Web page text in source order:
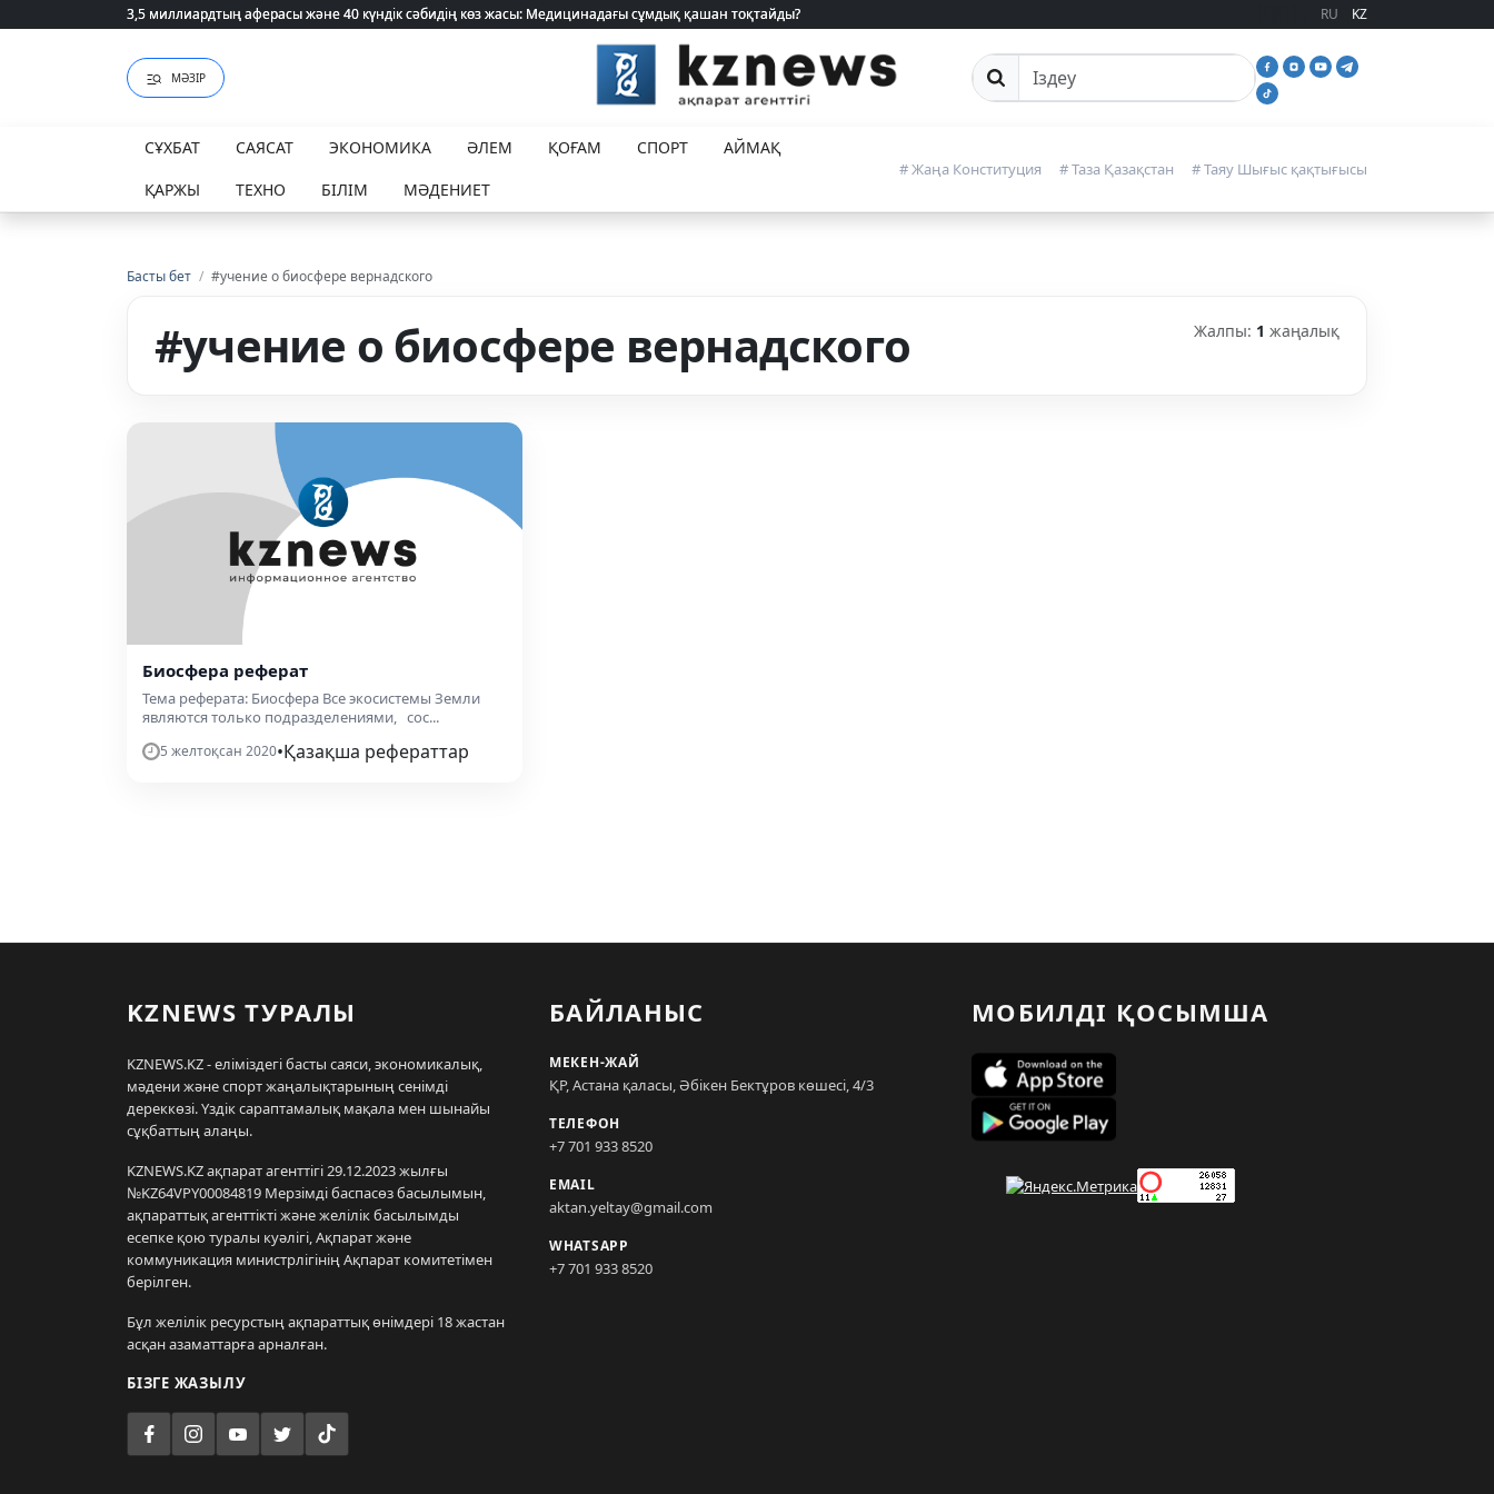
3,5 миллиардтың аферасы және 40 күндік сәбидің көз жасы: Медицинадағы сұмдық қашан тоқтайды?
3,5 миллиардтың аферасы және 40 күндік сәбидің көз жасы: Медицинадағы сұмдық қашан тоқтайды? RU KZ
МӘЗІР Сайттан іздеу
СҰХБАТ САЯСАТ ЭКОНОМИКА ӘЛЕМ ҚОҒАМ СПОРТ
АЙМАҚ
ҚАРЖЫ
ТЕХНО БІЛІМ МӘДЕНИЕТ
# Жаңа Конституция # Таза Қазақстан # Таяу Шығыс қақтығысы
Басты бет / #учение о биосфере вернадского
#учение о биосфере вернадского Жалпы: 1 жаңалық
Биосфера реферат
Тема реферата: Биосфера Все экосистемы Земли
являются только подразделениями, сос...
5 желтоқсан 2020•Қазақша рефераттар
KZNEWS ТУРАЛЫ
KZNEWS.KZ - еліміздегі басты саяси, экономикалық,
мәдени және спорт жаңалықтарының сенімді
дереккөзі. Үздік сараптамалық мақала мен шынайы
сұқбаттың алаңы.
KZNEWS.KZ ақпарат агенттігі 29.12.2023 жылғы
№KZ64VPY00084819 Мерзімді баспасөз басылымын,
ақпараттық агенттікті және желілік басылымды
есепке қою туралы куәлігі, Ақпарат және
коммуникация министрлігінің Ақпарат комитетімен
берілген.
Бұл желілік ресурстың ақпараттық өнімдері 18 жастан
асқан азаматтарға арналған.
БІЗГЕ ЖАЗЫЛУ
БАЙЛАНЫС
МЕКЕН-ЖАЙ
ҚР, Астана қаласы, Әбікен Бектұров көшесі, 4/3
ТЕЛЕФОН
+7 701 933 8520
EMAIL
aktan.yeltay@gmail.com
WHATSAPP
+7 701 933 8520
МОБИЛДІ ҚОСЫМША